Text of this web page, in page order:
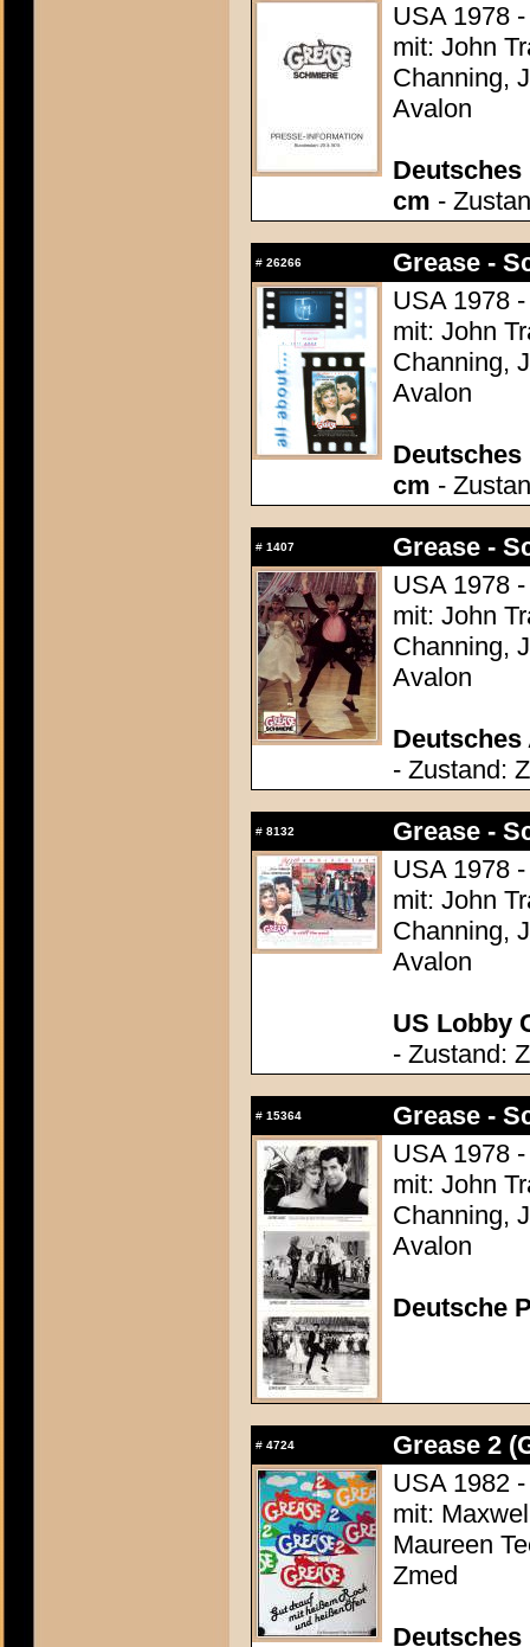
USA 1978
mit: John
Channing,
Avalon
Deutsches
cm -
# 26266
Grease -
USA 1978
mit: John
Channing,
Avalon
Deutsches
cm -
# 1407
Grease -
USA 1978
mit: John
Channing,
Avalon
Deutsches
- Zustand:
# 8132
Grease -
USA 1978
mit: John
Channing,
Avalon
US Lobby
- Zustand:
# 15364
Grease -
USA 1978
mit: John
Channing,
Avalon
Deutsche
# 4724
Grease 2
USA 1982
mit:
Maureen
Zmed
Deutsches